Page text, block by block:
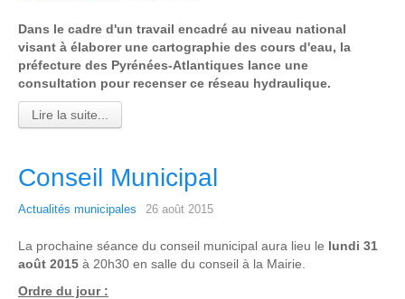
Dans le cadre d'un travail encadré au niveau national
visant à élaborer une cartographie des cours d'eau, la
préfecture des Pyrénées-Atlantiques lance une
consultation pour recenser ce réseau hydraulique.
Lire la suite...
Conseil Municipal
Actualités municipales 26 août 2015
La prochaine séance du conseil municipal aura lieu le lundi 31
août 2015 à 20h30 en salle du conseil à la Mairie.
Ordre du jour :